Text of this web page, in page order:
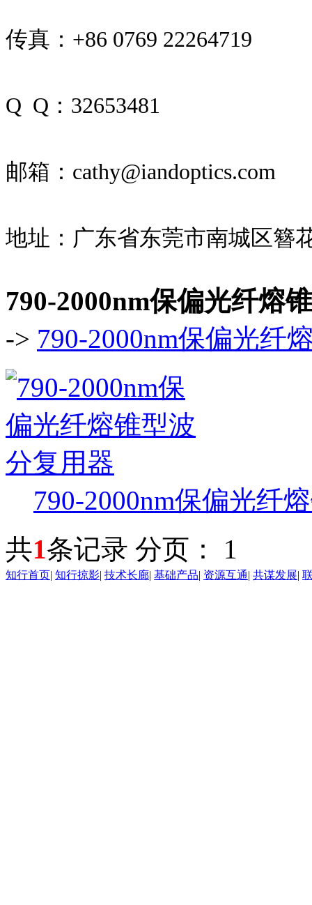
传真：+86 0769 22264719
Q Q：32653481
邮箱：cathy@iandoptics.com
地址：广东省东莞市南城区簪
790-2000nm保偏光纤熔
-> 790-2000nm保偏光纤
790-2000nm保偏光纤
共1条记录 分页： 1
知行首页| 知行掠影| 技术长廊| 基础产品| 资源互通| 共谋发展|